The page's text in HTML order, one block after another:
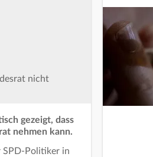
nicht
gezeigt, dass
nehmen kann.
SPD-Politiker in